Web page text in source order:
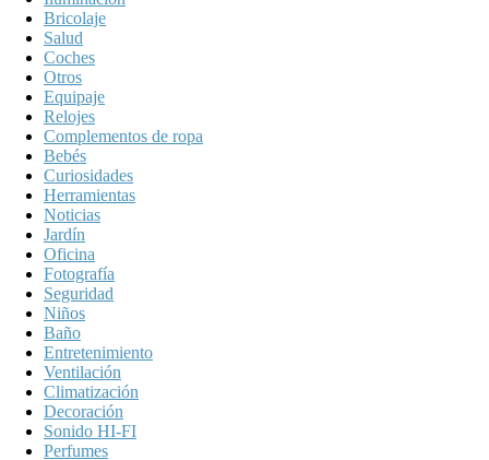
Bricolaje
Salud
Coches
Otros
Equipaje
Relojes
Complementos de ropa
Bebés
Curiosidades
Herramientas
Noticias
Jardín
Oficina
Fotografía
Seguridad
Niños
Baño
Entretenimiento
Ventilación
Climatización
Decoración
Sonido HI-FI
Perfumes